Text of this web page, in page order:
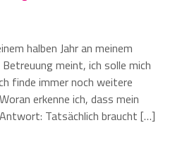
halben Jahr an meinem
meint, ich solle mich
finde immer noch weitere
erkenne ich, dass mein
Tatsächlich braucht […]